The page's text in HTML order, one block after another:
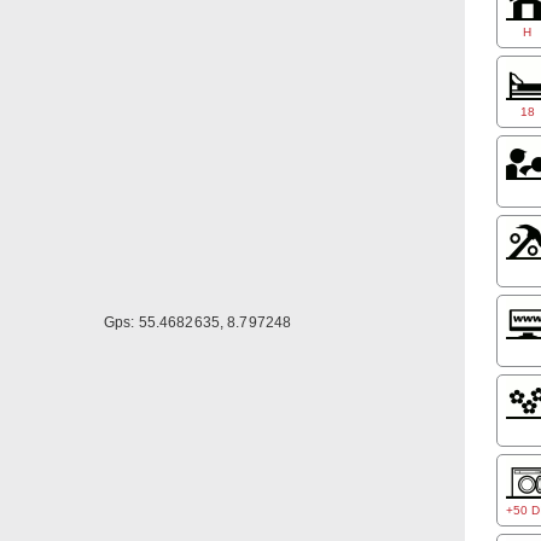
Gps: 55.4682635, 8.797248
H
18
+50